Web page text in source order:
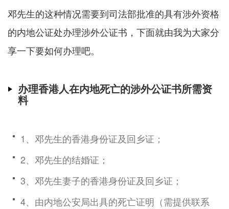
邓先生的这种情况需要到司法部批准的具有涉外资格
的内地公证处办理涉外公证书，下面就由我为大家分
享一下要如何办理吧。
办理香港人在内地死亡的涉外公证书所需资
料
1、邓先生的香港身份证及回乡证；
2、邓先生的结婚证；
3、邓先生妻子的香港身份证及回乡证；
4、由内地公安局出具的死亡证明（需提供联系